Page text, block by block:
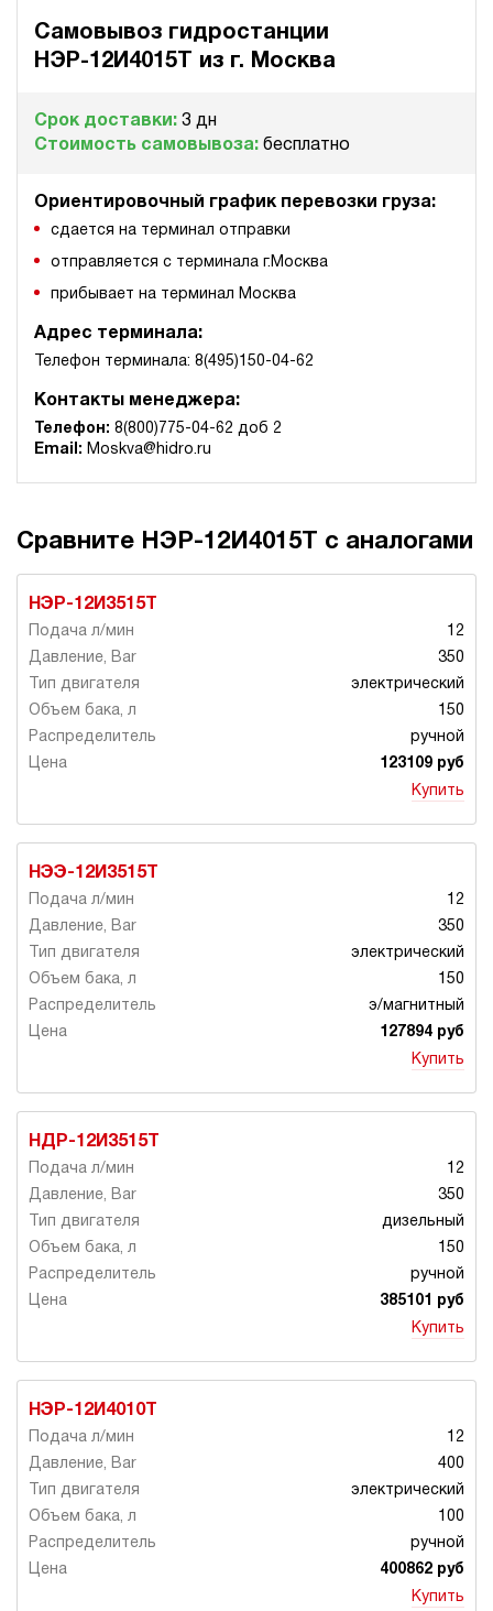
Самовывоз гидростанции
НЭР-12И4015Т из г. Москва
Срок доставки: 3 дн
Стоимость самовывоза: бесплатно
Ориентировочный график перевозки груза:
сдается на терминал отправки
отправляется с терминала г.Москва
прибывает на терминал Москва
Адрес терминала:
Телефон терминала: 8(495)150-04-62
Контакты менеджера:
Телефон: 8(800)775-04-62 доб 2
Email: Moskva@hidro.ru
Сравните НЭР-12И4015Т с аналогами
НЭР-12И3515Т
12
350
электрический
150
ручной
123109 руб
Купить
НЭЭ-12И3515Т
12
350
электрический
150
э/магнитный
127894 руб
Купить
НДР-12И3515Т
12
350
дизельный
150
ручной
385101 руб
Купить
НЭР-12И4010Т
12
400
электрический
100
ручной
400862 руб
Купить